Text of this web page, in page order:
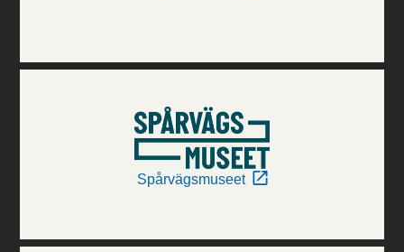
Spårvägsmuseet